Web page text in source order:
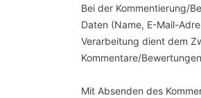
Bei der Kommentierung/
Daten (Name, E-Mail-
Verarbeitung dient dem
Kommentare/
Mit Absenden des